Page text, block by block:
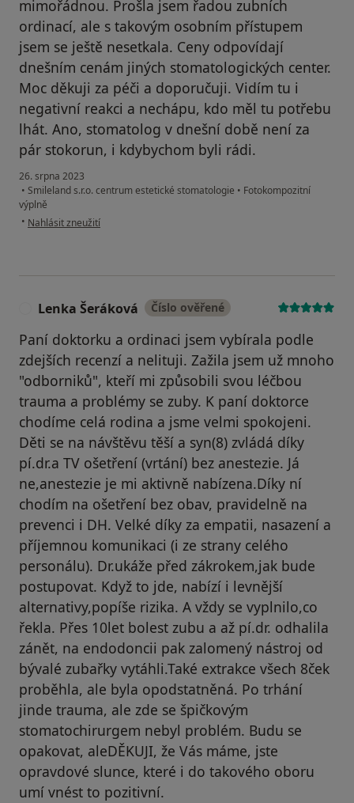
mimořádnou. Prošla jsem řadou zubních
ordinací, ale s takovým osobním přístupem
jsem se ještě nesetkala. Ceny odpovídají
dnešním cenám jiných stomatologických center.
Moc děkuji za péči a doporučuji. Vidím tu i
negativní reakci a nechápu, kdo měl tu potřebu
lhát. Ano, stomatolog v dnešní době není za
pár stokorun, i kdybychom byli rádi.
26. srpna 2023
• Smileland s.r.o. centrum estetické stomatologie • Fotokompozitní
výplně
• podle názoru uživatele J. Čehovská
Nahlásit zneužití
Lenka Šeráková Číslo ověřené
Paní doktorku a ordinaci jsem vybírala podle
zdejších recenzí a nelituji. Zažila jsem už mnoho
"odborniků", kteří mi způsobili svou léčbou
trauma a problémy se zuby. K paní doktorce
chodíme celá rodina a jsme velmi spokojeni.
Děti se na návštěvu těší a syn(8) zvládá díky
pí.dr.a TV ošetření (vrtání) bez anestezie. Já
ne,anestezie je mi aktivně nabízena.Díky ní
chodím na ošetření bez obav, pravidelně na
prevenci i DH. Velké díky za empatii, nasazení a
příjemnou komunikaci (i ze strany celého
personálu). Dr.ukáže před zákrokem,jak bude
postupovat. Když to jde, nabízí i levnější
alternativy,popíše rizika. A vždy se vyplnilo,co
řekla. Přes 10let bolest zubu a až pí.dr. odhalila
zánět, na endodoncii pak zalomený nástroj od
bývalé zubařky vytáhli.Také extrakce všech 8ček
proběhla, ale byla opodstatněná. Po trhání
jinde trauma, ale zde se špičkovým
stomatochirurgem nebyl problém. Budu se
opakovat, aleDĚKUJI, že Vás máme, jste
opravdové slunce, které i do takového oboru
umí vnést to pozitivní.